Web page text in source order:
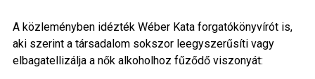
A közleményben idézték Wéber Kata forgatókönyvírót is,
aki szerint a társadalom sokszor leegyszerűsíti vagy
elbagatellizálja a nők alkoholhoz fűződő viszonyát: